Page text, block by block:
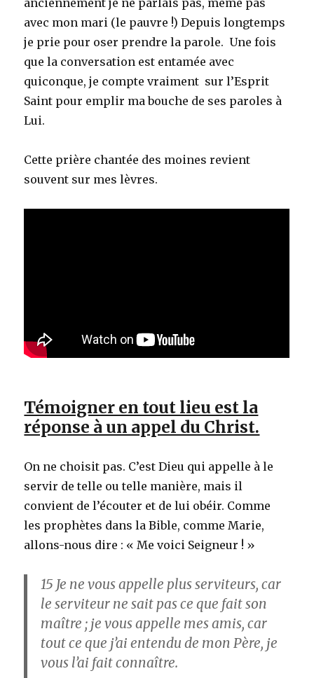
anciennement je ne parlais pas, même pas
avec mon mari (le pauvre !) Depuis longtemps
je prie pour oser prendre la parole. Une fois
que la conversation est entamée avec
quiconque, je compte vraiment sur l’Esprit
Saint pour emplir ma bouche de ses paroles à
Lui.
Cette prière chantée des moines revient
souvent sur mes lèvres.
Témoigner en tout lieu est la
réponse à un appel du Christ.
On ne choisit pas. C’est Dieu qui appelle à le
servir de telle ou telle manière, mais il
convient de l’écouter et de lui obéir. Comme
les prophètes dans la Bible, comme Marie,
allons-nous dire : « Me voici Seigneur ! »
15 Je ne vous appelle plus serviteurs, car
le serviteur ne sait pas ce que fait son
maître ; je vous appelle mes amis, car
tout ce que j’ai entendu de mon Père, je
vous l’ai fait connaître.